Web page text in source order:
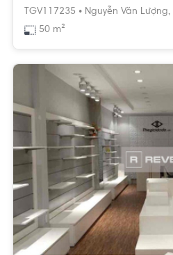
TGV117235 • Nguyễn Văn Lượng,
50 m²